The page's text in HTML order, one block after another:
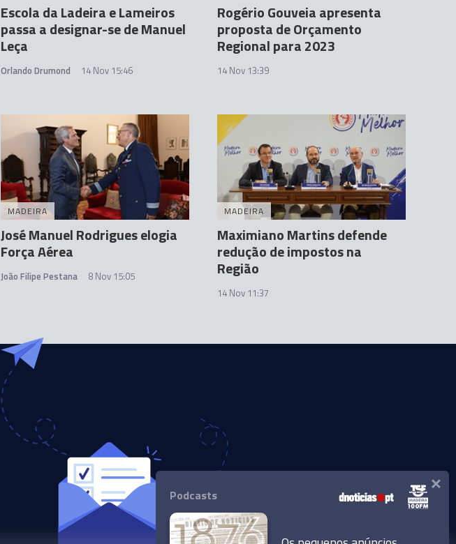
Escola da Ladeira e Lameiros
passa a designar-se de Manuel
Leça
Orlando Drumond 14 Nov 15:46
Rogério Gouveia apresenta
proposta de Orçamento
Regional para 2023
14 Nov 13:39
MADEIRA
José Manuel Rodrigues elogia
Força Aérea
João Filipe Pestana 8 Nov 15:05
MADEIRA
Maximiano Martins defende
redução de impostos na
Região
14 Nov 11:37
Podcasts ×